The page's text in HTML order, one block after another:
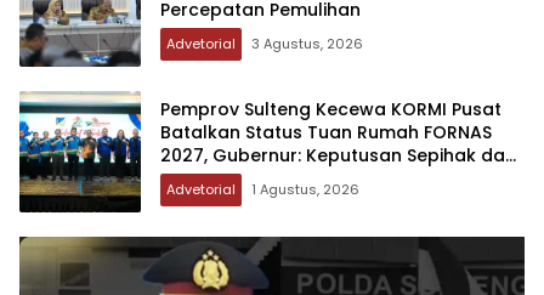
Percepatan Pemulihan
Advetorial 3 Agustus, 2026
Pemprov Sulteng Kecewa KORMI Pusat
Batalkan Status Tuan Rumah FORNAS
2027, Gubernur: Keputusan Sepihak dan
Tanpa Koordinasi
Advetorial 1 Agustus, 2026